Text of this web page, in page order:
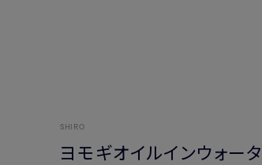
SHIRO
ヨモギオイルインウォー